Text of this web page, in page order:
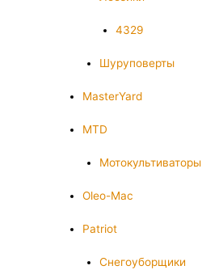
4329
Шуруповерты
MasterYard
MTD
Мотокультиваторы
Oleo-Mac
Patriot
Снегоуборщики